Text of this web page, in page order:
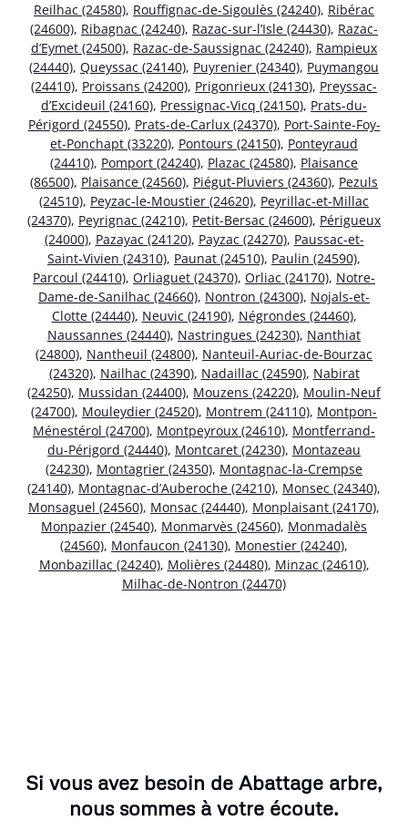
Reilhac (24580), Rouffignac-de-Sigoulès (24240), Ribérac
(24600), Ribagnac (24240), Razac-sur-l’Isle (24430), Razac-
d’Eymet (24500), Razac-de-Saussignac (24240), Rampieux
(24440), Queyssac (24140), Puyrenier (24340), Puymangou
(24410), Proissans (24200), Prigonrieux (24130), Preyssac-
d’Excideuil (24160), Pressignac-Vicq (24150), Prats-du-
Périgord (24550), Prats-de-Carlux (24370), Port-Sainte-Foy-
et-Ponchapt (33220), Pontours (24150), Ponteyraud
(24410), Pomport (24240), Plazac (24580), Plaisance
(86500), Plaisance (24560), Piégut-Pluviers (24360), Pezuls
(24510), Peyzac-le-Moustier (24620), Peyrillac-et-Millac
(24370), Peyrignac (24210), Petit-Bersac (24600), Périgueux
(24000), Pazayac (24120), Payzac (24270), Paussac-et-
Saint-Vivien (24310), Paunat (24510), Paulin (24590),
Parcoul (24410), Orliaguet (24370), Orliac (24170), Notre-
Dame-de-Sanilhac (24660), Nontron (24300), Nojals-et-
Clotte (24440), Neuvic (24190), Négrondes (24460),
Naussannes (24440), Nastringues (24230), Nanthiat
(24800), Nantheuil (24800), Nanteuil-Auriac-de-Bourzac
(24320), Nailhac (24390), Nadaillac (24590), Nabirat
(24250), Mussidan (24400), Mouzens (24220), Moulin-Neuf
(24700), Mouleydier (24520), Montrem (24110), Montpon-
Ménestérol (24700), Montpeyroux (24610), Montferrand-
du-Périgord (24440), Montcaret (24230), Montazeau
(24230), Montagrier (24350), Montagnac-la-Crempse
(24140), Montagnac-d’Auberoche (24210), Monsec (24340),
Monsaguel (24560), Monsac (24440), Monplaisant (24170),
Monpazier (24540), Monmarvès (24560), Monmadalès
(24560), Monfaucon (24130), Monestier (24240),
Monbazillac (24240), Molières (24480), Minzac (24610),
Milhac-de-Nontron (24470)
Si vous avez besoin de Abattage arbre,
nous sommes à votre écoute.